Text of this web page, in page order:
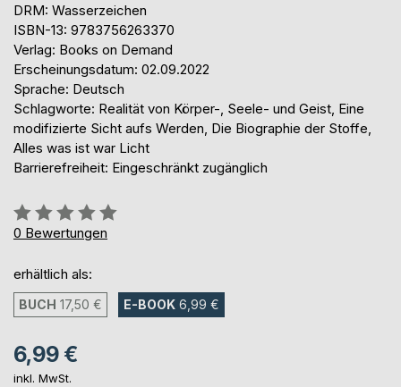
DRM: Wasserzeichen
ISBN-13: 9783756263370
Verlag: Books on Demand
Erscheinungsdatum: 02.09.2022
Sprache: Deutsch
Schlagworte: Realität von Körper-, Seele- und Geist, Eine
modifizierte Sicht aufs Werden, Die Biographie der Stoffe,
Alles was ist war Licht
Barrierefreiheit: Eingeschränkt zugänglich
Bewertung::
0%
0 Bewertungen
erhältlich als:
BUCH 17,50 € E-BOOK 6,99 €
6,99 €
inkl. MwSt.